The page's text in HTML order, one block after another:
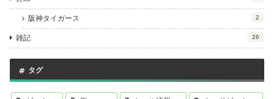
阪神タイガース 2
雑記 26
タグ